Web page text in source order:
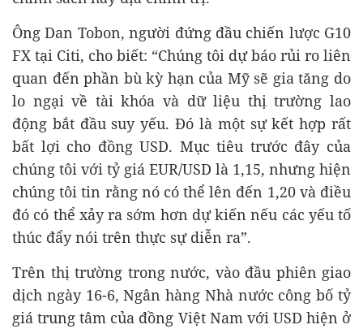
Ông Dan Tobon, người đứng đầu chiến lược G10
FX tại Citi, cho biết: “Chúng tôi dự báo rủi ro liên
quan đến phần bù kỳ hạn của Mỹ sẽ gia tăng do
lo ngại về tài khóa và dữ liệu thị trường lao
động bắt đầu suy yếu. Đó là một sự kết hợp rất
bất lợi cho đồng USD. Mục tiêu trước đây của
chúng tôi với tỷ giá EUR/USD là 1,15, nhưng hiện
chúng tôi tin rằng nó có thể lên đến 1,20 và điều
đó có thể xảy ra sớm hơn dự kiến nếu các yếu tố
thúc đẩy nói trên thực sự diễn ra”.
Trên thị trường trong nước, vào đầu phiên giao
dịch ngày 16-6, Ngân hàng Nhà nước công bố tỷ
giá trung tâm của đồng Việt Nam với USD hiện ở